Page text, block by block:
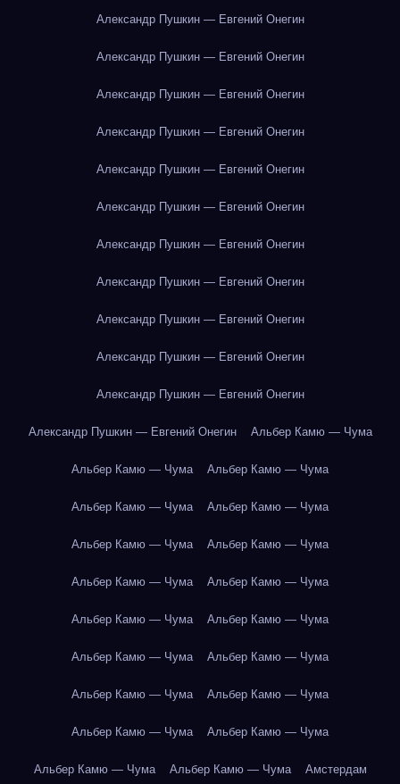
Александр Пушкин — Евгений Онегин
Александр Пушкин — Евгений Онегин
Александр Пушкин — Евгений Онегин
Александр Пушкин — Евгений Онегин
Александр Пушкин — Евгений Онегин
Александр Пушкин — Евгений Онегин
Александр Пушкин — Евгений Онегин
Александр Пушкин — Евгений Онегин
Александр Пушкин — Евгений Онегин
Александр Пушкин — Евгений Онегин
Александр Пушкин — Евгений Онегин
Александр Пушкин — Евгений Онегин Альбер Камю — Чума
Альбер Камю — Чума Альбер Камю — Чума
Альбер Камю — Чума Альбер Камю — Чума
Альбер Камю — Чума Альбер Камю — Чума
Альбер Камю — Чума Альбер Камю — Чума
Альбер Камю — Чума Альбер Камю — Чума
Альбер Камю — Чума Альбер Камю — Чума
Альбер Камю — Чума Альбер Камю — Чума
Альбер Камю — Чума Альбер Камю — Чума
Альбер Камю — Чума Альбер Камю — Чума Амстердам